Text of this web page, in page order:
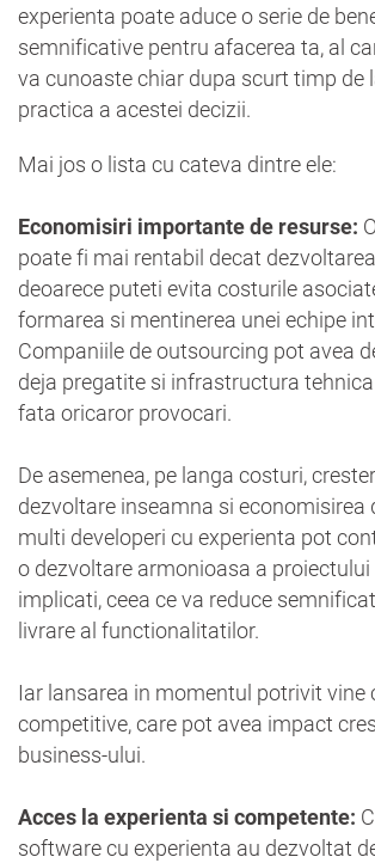
experienta poate aduce o serie de
semnificative pentru afacerea ta, al
va cunoaste chiar dupa scurt timp de
practica a acestei decizii.
Mai jos o lista cu cateva dintre ele:
Economisiri importante de resurse:
poate fi mai rentabil decat
deoarece puteti evita costurile
formarea si mentinerea unei echipe
Companiile de outsourcing pot avea
deja pregatite si infrastructura
fata oricaror provocari.
De asemenea, pe langa costuri,
dezvoltare inseamna si economisirea
multi developeri cu experienta pot
o dezvoltare armonioasa a proiectului
implicati, ceea ce va reduce
livrare al functionalitatilor.
Iar lansarea in momentul potrivit vine
competitive, care pot avea impact
business-ului.
Acces la experienta si competente:
software cu experienta au dezvoltat